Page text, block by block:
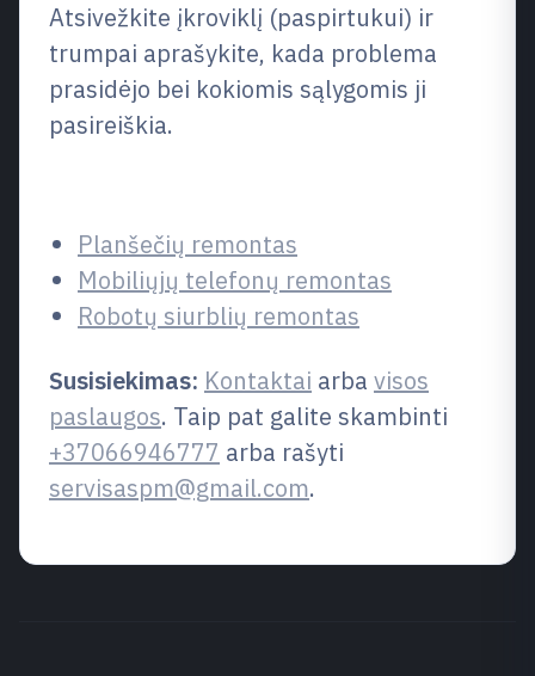
Atsivežkite įkroviklį (paspirtukui) ir
trumpai aprašykite, kada problema
prasidėjo bei kokiomis sąlygomis ji
pasireiškia.
Planšečių remontas
Mobiliųjų telefonų remontas
Robotų siurblių remontas
Susisiekimas: Kontaktai arba visos
paslaugos. Taip pat galite skambinti
+37066946777 arba rašyti
servisaspm@gmail.com.